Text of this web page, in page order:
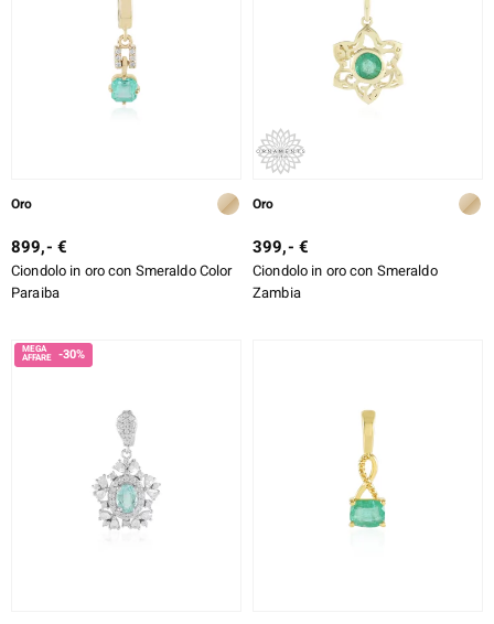
Oro
899,- €
Ciondolo in oro con Smeraldo Color
Paraiba
Oro
399,- €
Ciondolo in oro con Smeraldo
Zambia
-30%